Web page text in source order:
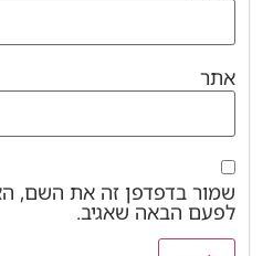
אתר
שמור בדפדפן זה את השם,
לפעם הבאה שאגיב.